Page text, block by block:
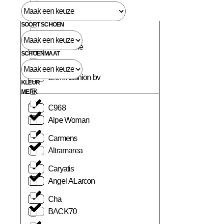
Birkenstock
Blackstone
Bronx fashion bv
C968
Carmens
Caryatis
Cha
SOORT SCHOEN
SCHOENMAAT
KLEUR
MERK
Alpe Woman
Altramarea
Angel ALarcon
BACK70